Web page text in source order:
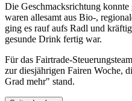
Die Geschmacksrichtung
waren allesamt aus Bio-,
ging es rauf aufs Radl und
gesunde Drink fertig war.
Für das Fairtrade-Steuerungsteam
zur diesjährigen Fairen Woche,
Grad mehr" stand.